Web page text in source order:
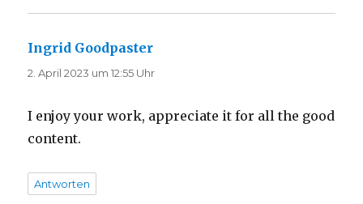
Ingrid Goodpaster
2. April 2023 um 12:55 Uhr
I enjoy your work, appreciate it for all the good
content.
Antworten